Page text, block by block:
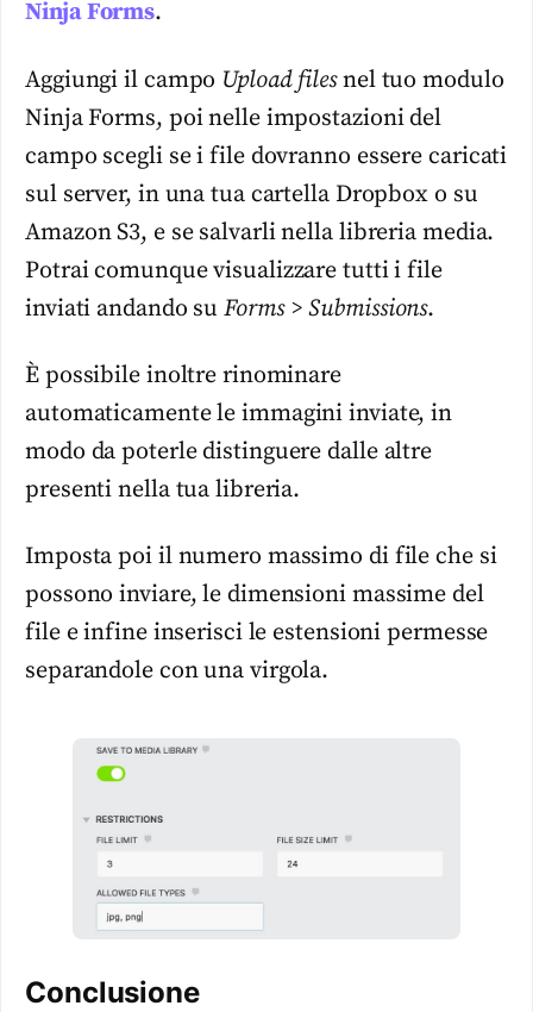
Ninja Forms.
Aggiungi il campo Upload filesnel tuo modulo
Ninja Forms, poi nelle impostazioni del
campo scegli se i file dovranno essere caricati
sul server, in una tua cartella Dropbox o su
Amazon S3, e se salvarli nella libreria media.
Potrai comunque visualizzare tutti i file
inviati andando suForms > Submissions.
È possibile inoltre rinominare
automaticamente le immagini inviate, in
modo da poterle distinguere dalle altre
presenti nella tua libreria.
Imposta poi il numero massimo di file che si
possono inviare, le dimensioni massime del
file e infine inserisci le estensioni permesse
separandole con una virgola.
Conclusione